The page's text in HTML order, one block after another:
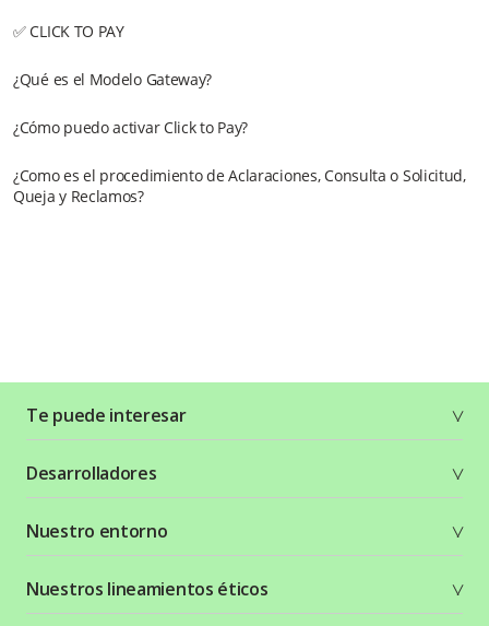
✅ CLICK TO PAY
¿Qué es el Modelo Gateway?
¿Cómo puedo activar Click to Pay?
¿Como es el procedimiento de Aclaraciones, Consulta o Solicitud,
Queja y Reclamos?
Te puede interesar
Planes y tarifas
Crea tu cuenta
Seguridad
Términos y condiciones
Política de privacidad
Desarrolladores
Recursos gráficos
Status Page
Nuestro entorno
¿Qué es Wompi?
Wiki Wompi
Nuestros lineamientos éticos